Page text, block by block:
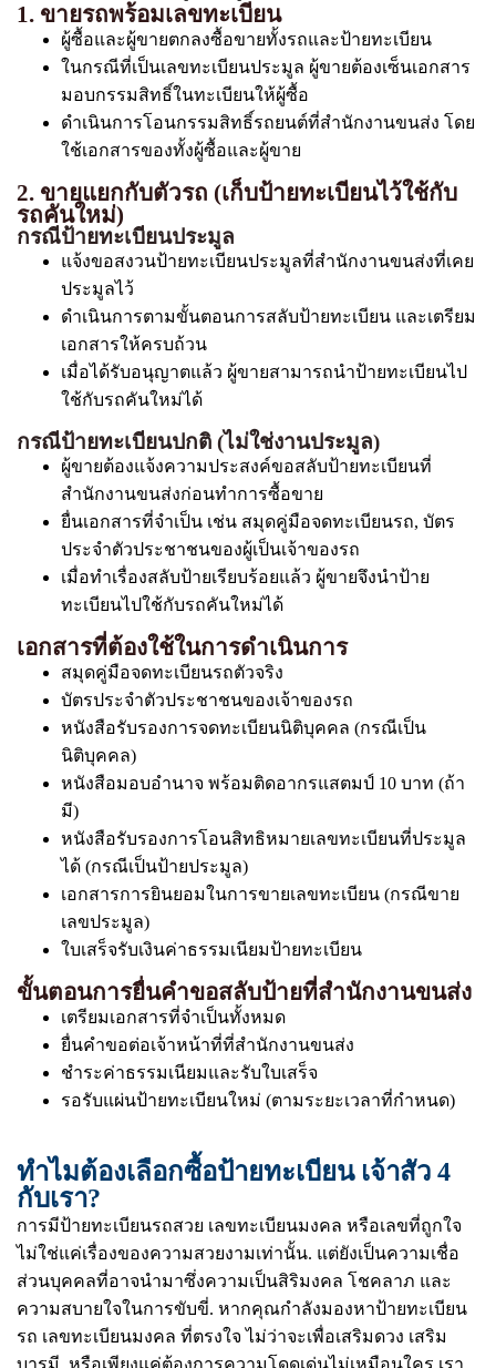
1. ขายรถพร้อมเลขทะเบียน
ผู้ซื้อและผู้ขายตกลงซื้อขายทั้งรถและป้ายทะเบียน
ในกรณีที่เป็นเลขทะเบียนประมูล ผู้ขายต้องเซ็นเอกสาร
มอบกรรมสิทธิ์ในทะเบียนให้ผู้ซื้อ
ดำเนินการโอนกรรมสิทธิ์รถยนต์ที่สำนักงานขนส่ง โดย
ใช้เอกสารของทั้งผู้ซื้อและผู้ขาย
2. ขายแยกกับตัวรถ (เก็บป้ายทะเบียนไว้ใช้กับ
รถคันใหม่)
กรณีป้ายทะเบียนประมูล
แจ้งขอสงวนป้ายทะเบียนประมูลที่สำนักงานขนส่งที่เคย
ประมูลไว้
ดำเนินการตามขั้นตอนการสลับป้ายทะเบียน และเตรียม
เอกสารให้ครบถ้วน
เมื่อได้รับอนุญาตแล้ว ผู้ขายสามารถนำป้ายทะเบียนไป
ใช้กับรถคันใหม่ได้
กรณีป้ายทะเบียนปกติ (ไม่ใช่งานประมูล)
ผู้ขายต้องแจ้งความประสงค์ขอสลับป้ายทะเบียนที่
สำนักงานขนส่งก่อนทำการซื้อขาย
ยื่นเอกสารที่จำเป็น เช่น สมุดคู่มือจดทะเบียนรถ, บัตร
ประจำตัวประชาชนของผู้เป็นเจ้าของรถ
เมื่อทำเรื่องสลับป้ายเรียบร้อยแล้ว ผู้ขายจึงนำป้าย
ทะเบียนไปใช้กับรถคันใหม่ได้
เอกสารที่ต้องใช้ในการดำเนินการ
สมุดคู่มือจดทะเบียนรถตัวจริง
บัตรประจำตัวประชาชนของเจ้าของรถ
หนังสือรับรองการจดทะเบียนนิติบุคคล (กรณีเป็น
นิติบุคคล)
หนังสือมอบอำนาจ พร้อมติดอากรแสตมป์ 10 บาท (ถ้า
มี)
หนังสือรับรองการโอนสิทธิหมายเลขทะเบียนที่ประมูล
ได้ (กรณีเป็นป้ายประมูล)
เอกสารการยินยอมในการขายเลขทะเบียน (กรณีขาย
เลขประมูล)
ใบเสร็จรับเงินค่าธรรมเนียมป้ายทะเบียน
ขั้นตอนการยื่นคำขอสลับป้ายที่สำนักงานขนส่ง
เตรียมเอกสารที่จำเป็นทั้งหมด
ยื่นคำขอต่อเจ้าหน้าที่ที่สำนักงานขนส่ง
ชำระค่าธรรมเนียมและรับใบเสร็จ
รอรับแผ่นป้ายทะเบียนใหม่ (ตามระยะเวลาที่กำหนด)
ทำไมต้องเลือกซื้อป้ายทะเบียน เจ้าสัว 4
กับเรา?
การมีป้ายทะเบียนรถสวย เลขทะเบียนมงคล หรือเลขที่ถูกใจ
ไม่ใช่แค่เรื่องของความสวยงามเท่านั้น. แต่ยังเป็นความเชื่อ
ส่วนบุคคลที่อาจนำมาซึ่งความเป็นสิริมงคล โชคลาภ และ
ความสบายใจในการขับขี่. หากคุณกำลังมองหาป้ายทะเบียน
รถ เลขทะเบียนมงคล ที่ตรงใจ ไม่ว่าจะเพื่อเสริมดวง เสริม
บารมี. หรือเพียงแค่ต้องการความโดดเด่นไม่เหมือนใคร เรา